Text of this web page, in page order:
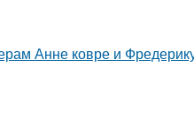
Анне ковре и